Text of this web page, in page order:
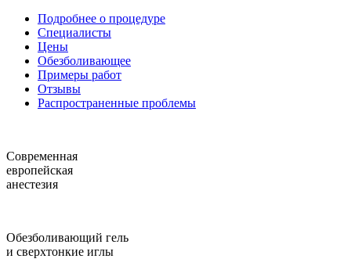
Подробнее о процедуре
Специалисты
Цены
Обезболивающее
Примеры работ
Отзывы
Распространенные проблемы
Современная
европейская
анестезия
Обезболивающий гель
и сверхтонкие иглы